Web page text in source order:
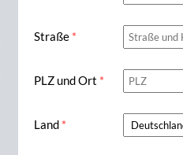
Straße *
PLZ und Ort *
Land *